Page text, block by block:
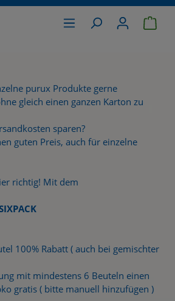
purux Produkte gerne
gleich einen ganzen Karton zu
sparen?
guten Preis, auch für einzelne
richtig! Mit dem
100% Rabatt ( auch bei gemischter
mit mindestens 6 Beuteln einen
gratis ( bitte manuell hinzufügen )